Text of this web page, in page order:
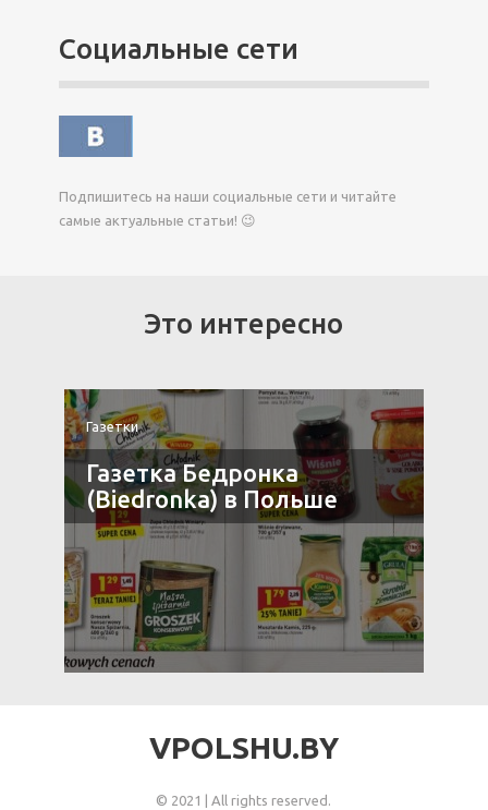
Социальные сети
Подпишитесь на наши социальные сети и читайте
самые актуальные статьи! 😉
Это интересно
Газетки
Газетка Бедронка
(Biedronka) в Польше
VPOLSHU.BY
© 2021 | All rights reserved.